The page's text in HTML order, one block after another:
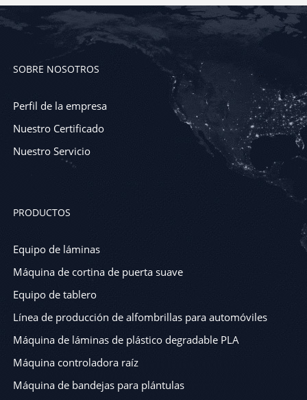
SOBRE NOSOTROS
Perfil de la empresa
Nuestro Certificado
Nuestro Servicio
PRODUCTOS
Equipo de láminas
Máquina de cortina de puerta suave
Equipo de tablero
Línea de producción de alfombrillas para automóviles
Máquina de láminas de plástico degradable PLA
Máquina controladora raíz
Máquina de bandejas para plántulas